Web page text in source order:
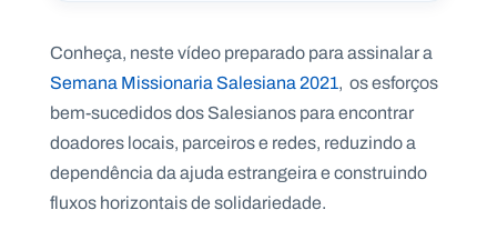
Conheça, neste vídeo preparado para assinalar a
Semana Missionaria Salesiana 2021, os esforços
bem-sucedidos dos Salesianos para encontrar
doadores locais, parceiros e redes, reduzindo a
dependência da ajuda estrangeira e construindo
fluxos horizontais de solidariedade.
O
A
S
a
l
e
s
i